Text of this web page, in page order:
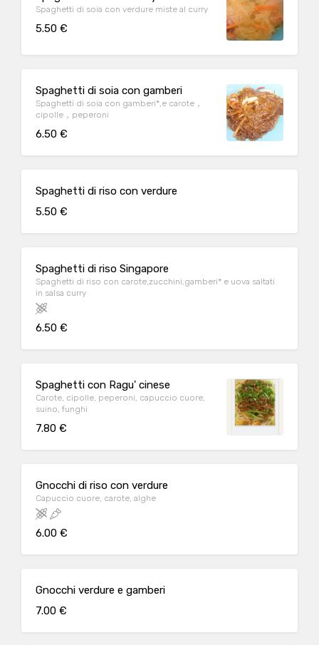
Spaghetti di soia con verdure miste al curry
5.50 €
Spaghetti di soia con gamberi
Spaghetti di soia con gamberi*,e carote，
cipolle，peperoni
6.50 €
Spaghetti di riso con verdure
5.50 €
Spaghetti di riso Singapore
Spaghetti di riso con carote,zucchini,gamberi* e uova saltati
in salsa curry
6.50 €
Spaghetti con Ragu' cinese
Carote, cipolle, peperoni, capuccio cuore,
suino, funghi
7.80 €
Gnocchi di riso con verdure
Capuccio cuore, carote, alghe
6.00 €
Gnocchi verdure e gamberi
7.00 €